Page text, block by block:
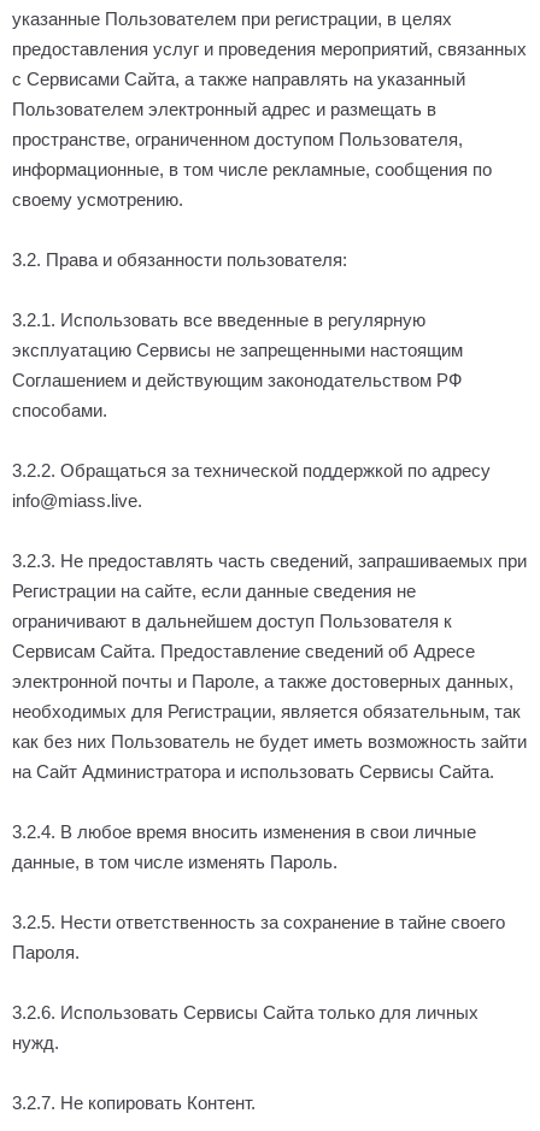
указанные Пользователем при регистрации, в целях
предоставления услуг и проведения мероприятий, связанных
с Сервисами Сайта, а также направлять на указанный
Пользователем электронный адрес и размещать в
пространстве, ограниченном доступом Пользователя,
информационные, в том числе рекламные, сообщения по
своему усмотрению.
3.2. Права и обязанности пользователя:
3.2.1. Использовать все введенные в регулярную
эксплуатацию Сервисы не запрещенными настоящим
Соглашением и действующим законодательством РФ
способами.
3.2.2. Обращаться за технической поддержкой по адресу
info@miass.live.
3.2.3. Не предоставлять часть сведений, запрашиваемых при
Регистрации на сайте, если данные сведения не
ограничивают в дальнейшем доступ Пользователя к
Сервисам Сайта. Предоставление сведений об Адресе
электронной почты и Пароле, а также достоверных данных,
необходимых для Регистрации, является обязательным, так
как без них Пользователь не будет иметь возможность зайти
на Сайт Администратора и использовать Сервисы Сайта.
3.2.4. В любое время вносить изменения в свои личные
данные, в том числе изменять Пароль.
3.2.5. Нести ответственность за сохранение в тайне своего
Пароля.
3.2.6. Использовать Сервисы Сайта только для личных
нужд.
3.2.7. Не копировать Контент.